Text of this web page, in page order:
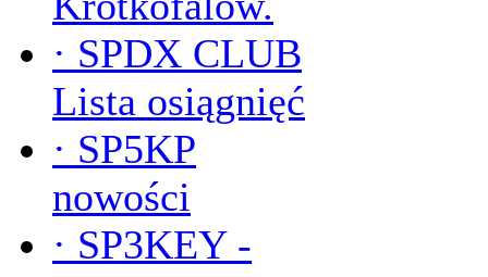
· SPDX CLUB
Lista osiągnięć
· SP5KP
nowości
· SP3KEY -